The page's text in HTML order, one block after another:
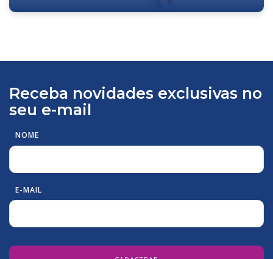
Receba novidades exclusivas no
seu e-mail
NOME
E-MAIL